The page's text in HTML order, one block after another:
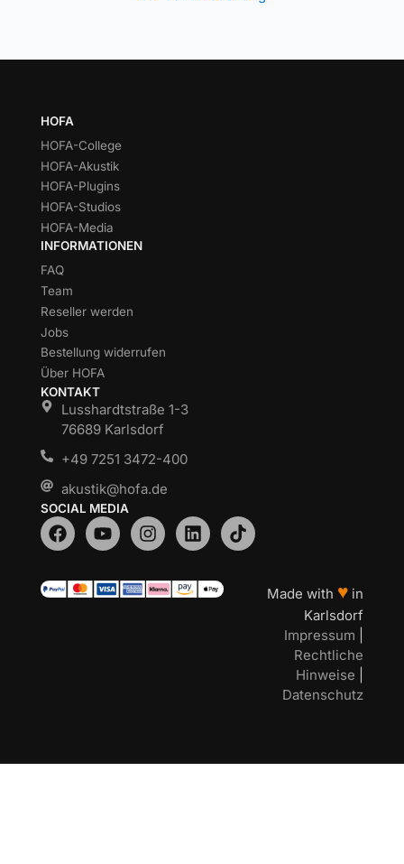
HOFA
HOFA-College
HOFA-Akustik
HOFA-Plugins
HOFA-Studios
HOFA-Media
INFORMATIONEN
FAQ
Team
Reseller werden
Jobs
Bestellung widerrufen
Über HOFA
KONTAKT
Lusshardtstraße 1-3
76689 Karlsdorf
+49 7251 3472-400
akustik@hofa.de
SOCIAL MEDIA
Made with ♥ in
Karlsdorf
Impressum
Rechtliche
Hinweise
Datenschutz